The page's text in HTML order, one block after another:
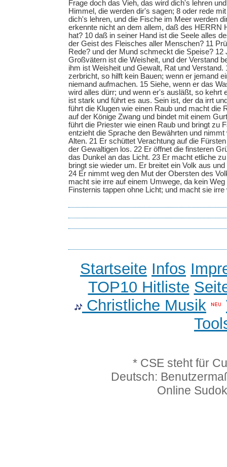
Frage doch das Vieh, das wird dich's lehren
Himmel, die werden dir's sagen; 8 oder rede
dich's lehren, und die Fische im Meer werden
erkennte nicht an dem allem, daß des HERRN
hat? 10 daß in seiner Hand ist die Seele alles
der Geist des Fleisches aller Menschen? 11
Rede? und der Mund schmeckt die Speise? 12
Großvätern ist die Weisheit, und der Verstand
ihm ist Weisheit und Gewalt, Rat und Verstand.
zerbricht, so hilft kein Bauen; wenn er jemand
niemand aufmachen. 15 Siehe, wenn er das
wird alles dürr; und wenn er's ausläßt, so kehrt
ist stark und führt es aus. Sein ist, der da irrt
führt die Klugen wie einen Raub und macht die
auf der Könige Zwang und bindet mit einem
führt die Priester wie einen Raub und bringt zu
entzieht die Sprache den Bewährten und
Alten. 21 Er schüttet Verachtung auf die
der Gewaltigen los. 22 Er öffnet die finsteren
das Dunkel an das Licht. 23 Er macht etliche
bringt sie wieder um. Er breitet ein Volk aus
24 Er nimmt weg den Mut der Obersten des
macht sie irre auf einem Umwege, da kein
Finsternis tappen ohne Licht; und macht sie irre
Startseite Infos
TOP10 Hitliste
Christliche Musik
* CSE steht für
Deutsch:
Online